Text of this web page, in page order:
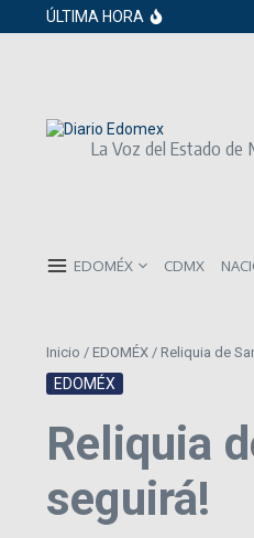
Saltar al contenido
ÚLTIMA HORA
La Voz del Estado de
EDOMÉX CDMX
Inicio / EDOMÉX / Reliquia de
EDOMÉX
Reliquia
seguirá!